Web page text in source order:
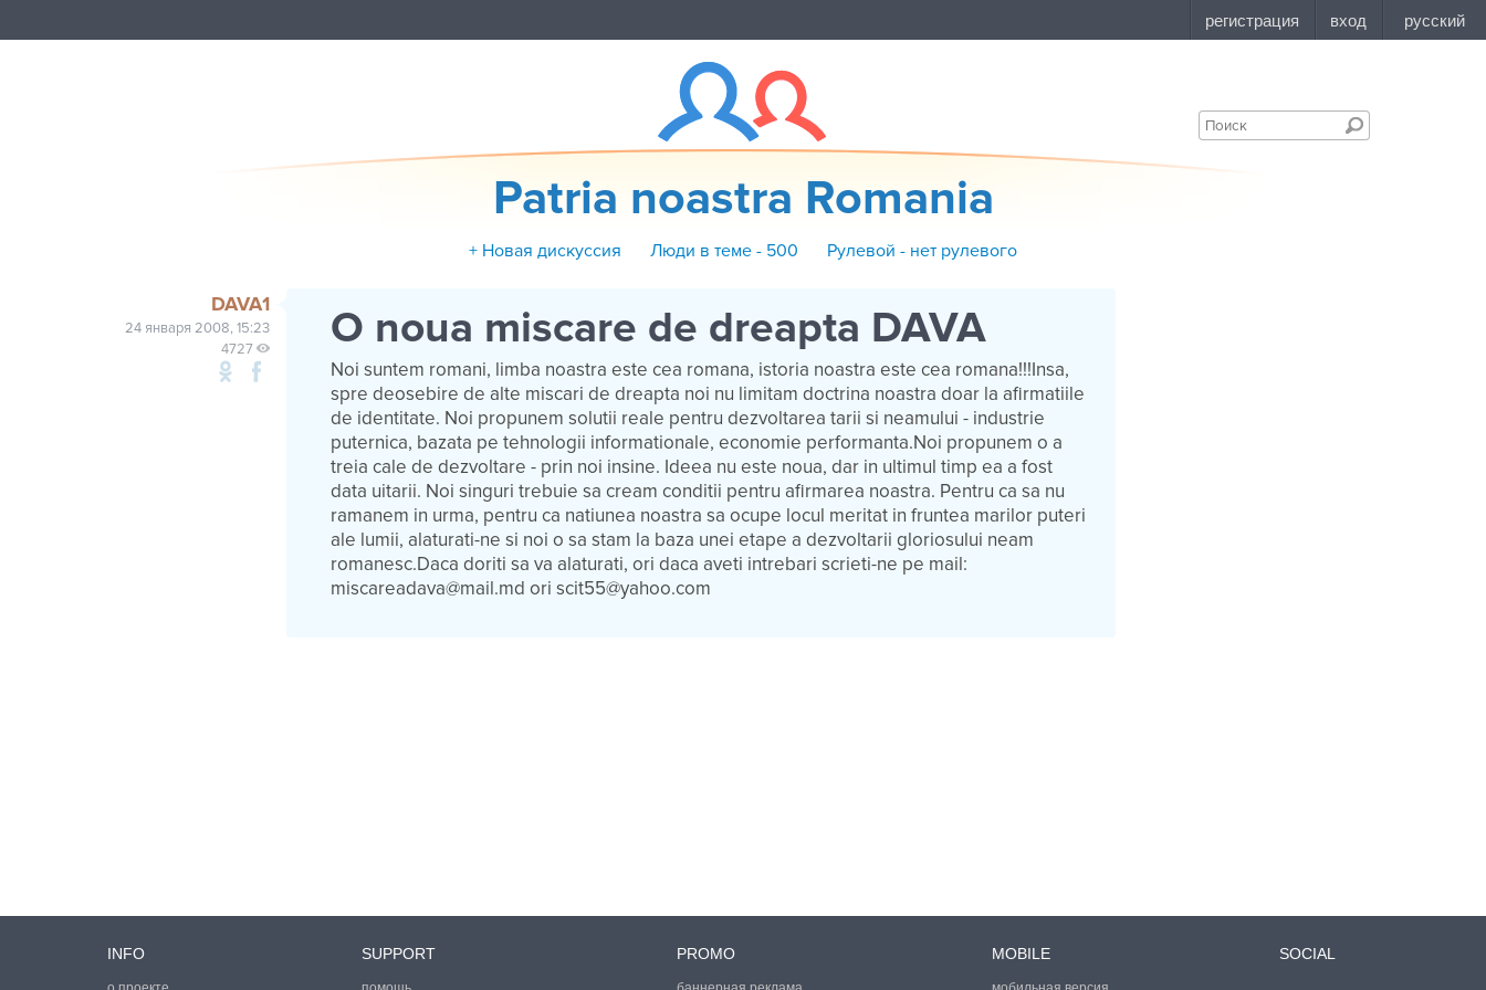
Patria noastra Romania
+ Новая дискуссия Люди в теме - 500 Рулевой - нет рулевого
DAVA1
24 января 2008, 15:23
4727
O noua miscare de dreapta DAVA
Noi suntem romani, limba noastra este cea romana, istoria noastra este cea romana!!!Insa,
spre deosebire de alte miscari de dreapta noi nu limitam doctrina noastra doar la afirmatiile
de identitate. Noi propunem solutii reale pentru dezvoltarea tarii si neamului - industrie
puternica, bazata pe tehnologii informationale, economie performanta.Noi propunem o a
treia cale de dezvoltare - prin noi insine. Ideea nu este noua, dar in ultimul timp ea a fost
data uitarii. Noi singuri trebuie sa cream conditii pentru afirmarea noastra. Pentru ca sa nu
ramanem in urma, pentru ca natiunea noastra sa ocupe locul meritat in fruntea marilor puteri
ale lumii, alaturati-ne si noi o sa stam la baza unei etape a dezvoltarii gloriosului neam
romanesc.Daca doriti sa va alaturati, ori daca aveti intrebari scrieti-ne pe mail:
miscareadava@mail.md ori scit55@yahoo.com
INFO SUPPORT PROMO MOBILE SOCIAL